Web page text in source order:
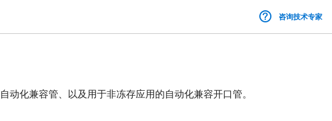
咨询技术专家
动化兼容管、以及用于非冻存应用的自动化兼容开口管。